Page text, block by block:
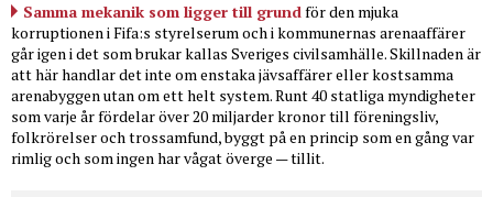
Samma mekanik som ligger till grundför den mjuka
korruptionen i Fifa:s styrelserum och i kommunernas arenaaffärer
går igen i det som brukar kallas Sveriges civilsamhälle. Skillnaden är
att här handlar det inte om enstaka jävsaffärer eller kostsamma
arenabyggen utan om ett helt system. Runt 40 statliga myndigheter
som varje år fördelar över 20 miljarder kronor till föreningsliv,
folkrörelser och trossamfund, byggt på en princip som en gång var
rimlig och som ingen har vågat överge — tillit.